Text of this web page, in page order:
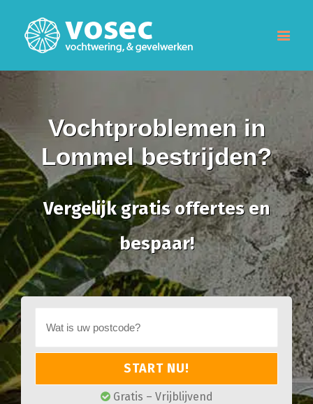
Vochtproblemen in
Lommel bestrijden?
Vergelijk gratis offertes en
bespaar!
START NU!
Gratis – Vrijblijvend